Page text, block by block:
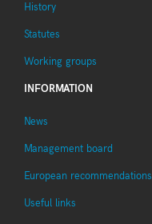
History
Statutes
Working groups
INFORMATION
News
Management board
European recommendations
Useful links